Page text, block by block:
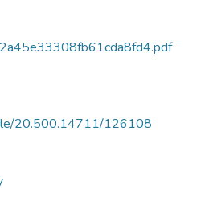
20.500.14711/126108